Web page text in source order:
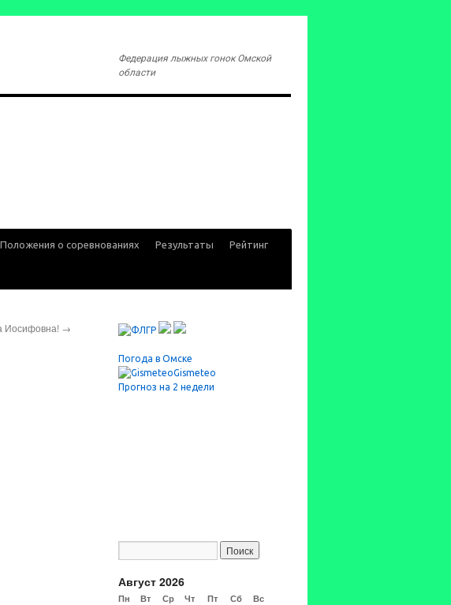
Федерация лыжных гонок Омской
области
Положения о соревнованиях Результаты Рейтинг
Иосифовна! →
Погода в Омске
Gismeteo
Прогноз на 2 недели
Август 2026
Пн Вт Ср Чт Пт Сб Вс